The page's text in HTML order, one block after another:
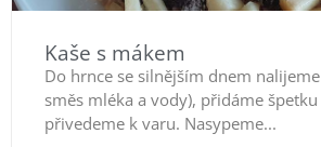
Kaše s mákem
Do hrnce se silnějším dnem
směs mléka a vody), přidáme špetku
přivedeme k varu. Nasypeme...